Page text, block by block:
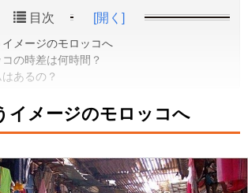
目次 [開く]
メージのモロッコへ
の時差は何時間？
あるの？
イメージのモロッコへ